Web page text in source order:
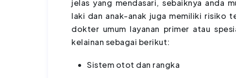
jelas yang mendasari, sebaiknya anda
laki dan anak-anak juga memiliki risiko
dokter umum layanan primer atau
kelainan sebagai berikut:
Sistem otot dan rangka